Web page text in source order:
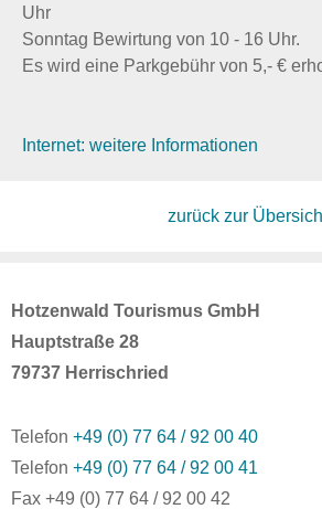
Uhr
Sonntag Bewirtung von 10 - 16 Uhr.
Es wird eine Parkgebühr von 5,- €
Internet: weitere Informationen
zurück zur
Hotzenwald Tourismus GmbH
Hauptstraße 28
79737 Herrischried
Telefon +49 (0) 77 64 / 92 00 40
Telefon +49 (0) 77 64 / 92 00 41
Fax +49 (0) 77 64 / 92 00 42